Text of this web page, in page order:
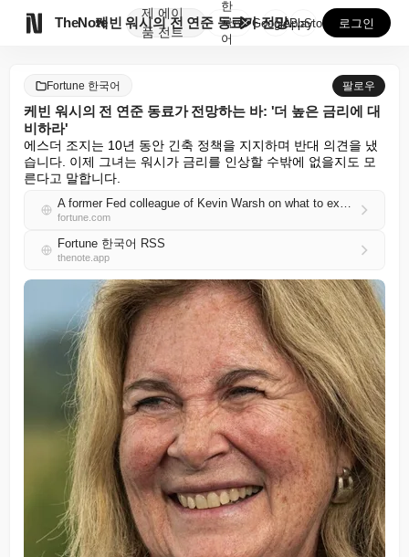
TheNote
제
품
에이
전트
케빈 워시의 전 연준 동료가 전망하는 바: '더 높은 ...
한
국
어
GooglePlay
AppStore 로그인
Fortune 한국어 팔로우
케빈 워시의 전 연준 동료가 전망하는 바: '더 높은 금리에 대
비하라'
에스더 조지는 10년 동안 긴축 정책을 지지하며 반대 의견을 냈
습니다. 이제 그녀는 워시가 금리를 인상할 수밖에 없을지도 모
른다고 말합니다.
A former Fed colleague of Kevin Warsh on what to expect: ‘Plan for higher rates’
fortune.com
Fortune 한국어 RSS
thenote.app